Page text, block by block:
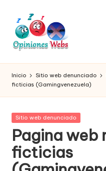
Saltar
contenido
O
pi
ni
o
n
e
s,
compra
online,
comprar
seguro
por
internet,
Inicio Sitio web denunciado
ficticias (Gamingvenezuela)
Publicada
Sitio web denunciado
Pagina web
ficticias